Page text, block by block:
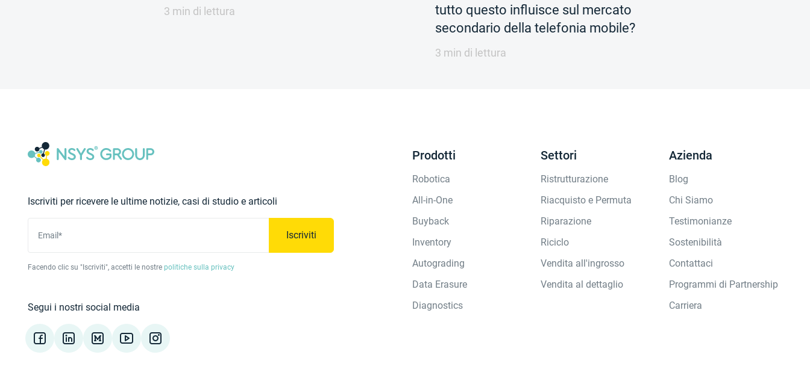
3 min di lettura
tutto questo influisce sul mercato
secondario della telefonia mobile?
3 min di lettura
Iscriviti per ricevere le ultime notizie, casi di studio e articoli
Email* Iscriviti
Facendo clic su "Iscriviti", accetti le nostre politiche sulla privacy
Segui i nostri social media
Prodotti
Robotica
All-in-One
Buyback
Inventory
Autograding
Data Erasure
Diagnostics
Settori
Ristrutturazione
Riacquisto e Permuta
Riparazione
Riciclo
Vendita all'ingrosso
Vendita al dettaglio
Azienda
Blog
Chi Siamo
Testimonianze
Sostenibilità
Contattaci
Programmi di Partnership
Carriera